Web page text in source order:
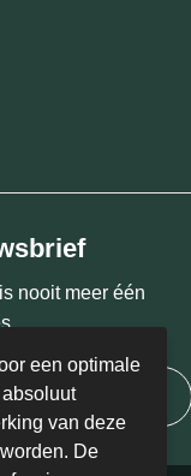
nooit meer één
een optimale
van deze
De